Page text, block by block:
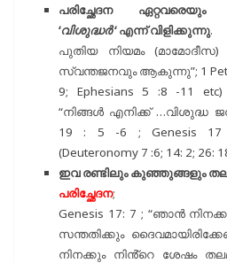
പരിച്ഛേദന ഏറ്റവരെയും
‘വിശുദ്ധർ‘ എന്ന് വിളിക്കുന്നു.
പുതിയ നിയമം
സ്വന്തജനവും ആകുന്നു”; 1 Peter
9; Ephesians 5 :8 -11 etc)
“നിങ്ങൾ എനിക്ക് …വിശുദ്ധ
19 : 5 -6 ; Genesis 17
(Deuteronomy 7 :6; 14: 2; 26:
ഇവ രണ്ടിലും കുഞ്ഞുങ്ങളും
പരിച്ഛേദന;
Genesis 17: 7 ; “ഞാൻ
സന്തതിക്കും
നിനക്കും നിൻ്റെ ശേഷം